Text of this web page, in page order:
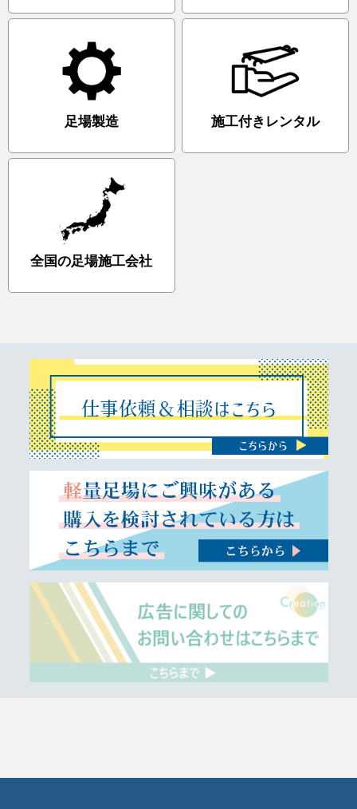
足場製造 施工付きレンタル
全国の足場施工会社